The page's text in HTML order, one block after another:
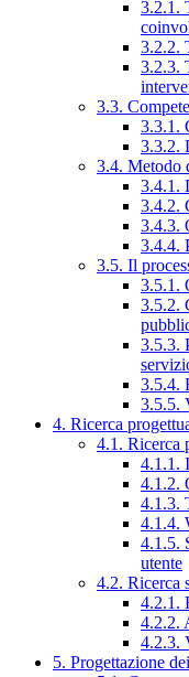
3.2.1.
3.2.2.
3.2.3.
3.3.
3.3.1.
3.3.2.
3.4. Metodo
3.4.1.
3.4.2.
3.4.3.
3.4.4.
3.5. Il
3.5.1.
3.5.2.
3.5.3.
3.5.4.
3.5.5.
4. Ricerca
4.1. Ricerca
4.1.1.
4.1.2.
4.1.3.
4.1.4.
4.1.5.
utente
4.2. Ricerca
4.2.1.
4.2.2.
4.2.3.
5. Progettazione